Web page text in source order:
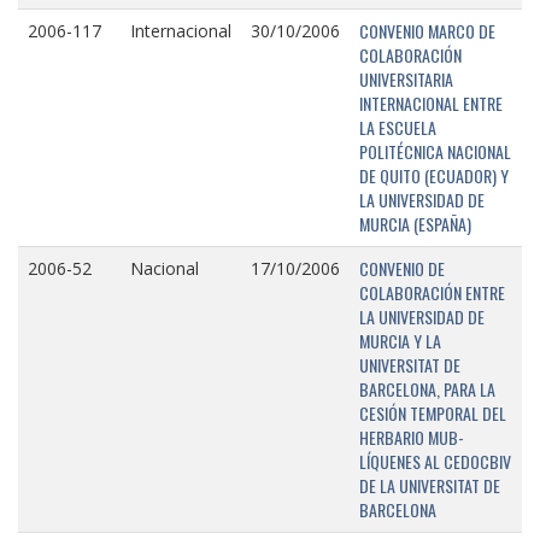
2006-117 Internacional 30/10/2006
CONVENIO MARCO DE
COLABORACIÓN
UNIVERSITARIA
INTERNACIONAL ENTRE
LA ESCUELA
POLITÉCNICA NACIONAL
DE QUITO (ECUADOR) Y
LA UNIVERSIDAD DE
MURCIA (ESPAÑA)
2006-52 Nacional 17/10/2006
CONVENIO DE
COLABORACIÓN ENTRE
LA UNIVERSIDAD DE
MURCIA Y LA
UNIVERSITAT DE
BARCELONA, PARA LA
CESIÓN TEMPORAL DEL
HERBARIO MUB-
LÍQUENES AL CEDOCBIV
DE LA UNIVERSITAT DE
BARCELONA